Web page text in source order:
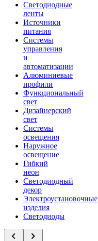
Светодиодные
ленты
Источники
питания
Системы
управления
и
автоматизации
Алюминиевые
профили
Функциональный
свет
Дизайнерский
свет
Системы
освещения
Наружное
освещение
Гибкий
неон
Светодиодный
декор
Электроустановочные
изделия
Светодиоды